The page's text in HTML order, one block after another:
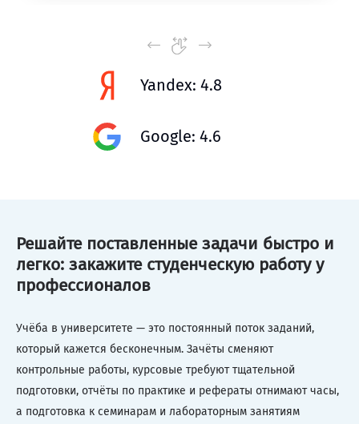
Yandex: 4.8
Google: 4.6
Решайте поставленные задачи быстро и
легко: закажите студенческую работу у
профессионалов
Учёба в университете — это постоянный поток заданий,
который кажется бесконечным. Зачёты сменяют
контрольные работы, курсовые требуют тщательной
подготовки, отчёты по практике и рефераты отнимают часы,
а подготовка к семинарам и лабораторным занятиям